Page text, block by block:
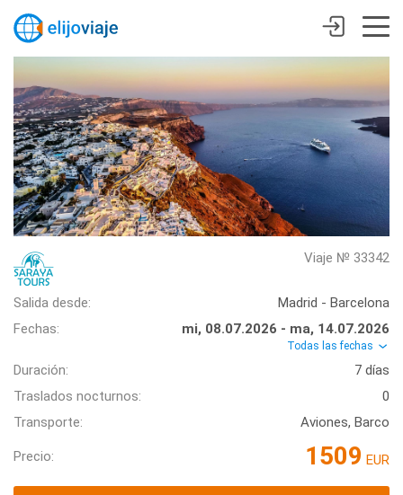
Viaje № 33342
Salida desde:
Madrid - Barcelona
Fechas:
mi, 08.07.2026 - ma, 14.07.2026
Todas las fechas
Duración:
7 días
Traslados nocturnos:
0
Transporte:
Aviones, Barco
Precio: 1509 EUR